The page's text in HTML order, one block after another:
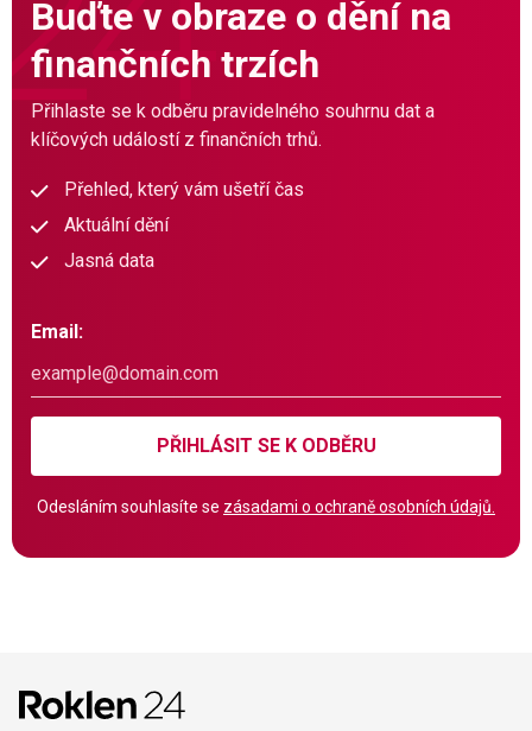
Buďte v obraze o dění na
finančních trzích
Přihlaste se k odběru pravidelného souhrnu dat a
klíčových událostí z finančních trhů.
Přehled, který vám ušetří čas
Aktuální dění
Jasná data
Email:
PŘIHLÁSIT SE K ODBĚRU
Odesláním souhlasíte se zásadami o ochraně osobních údajů.